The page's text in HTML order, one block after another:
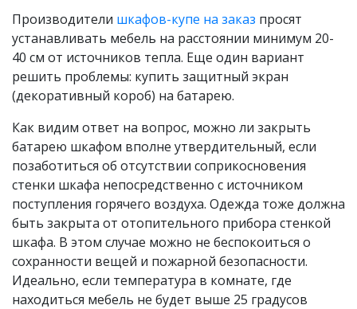
Производители шкафов-купе на заказ просят
устанавливать мебель на расстоянии минимум 20-
40 см от источников тепла. Еще один вариант
решить проблемы: купить защитный экран
(декоративный короб) на батарею.
Как видим ответ на вопрос, можно ли закрыть
батарею шкафом вполне утвердительный, если
позаботиться об отсутствии соприкосновения
стенки шкафа непосредственно с источником
поступления горячего воздуха. Одежда тоже должна
быть закрыта от отопительного прибора стенкой
шкафа. В этом случае можно не беспокоиться о
сохранности вещей и пожарной безопасности.
Идеально, если температура в комнате, где
находиться мебель не будет выше 25 градусов